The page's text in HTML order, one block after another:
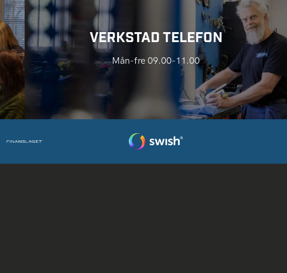
VERKSTAD TELEFON
Mån-fre 09.00-11.00